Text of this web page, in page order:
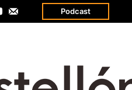
Podcast